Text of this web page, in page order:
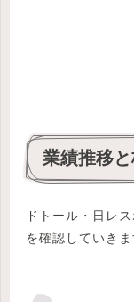
業績推移
ドトール・日レ
を確認していきま